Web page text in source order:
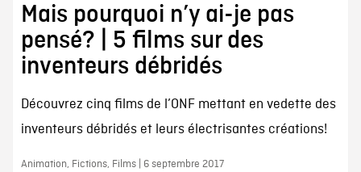
Mais pourquoi n’y ai-je pas
pensé? | 5 films sur des
inventeurs débridés
Découvrez cinq films de l’ONF mettant en vedette des
inventeurs débridés et leurs électrisantes créations!
Animation, Fictions, Films | 6 septembre 2017